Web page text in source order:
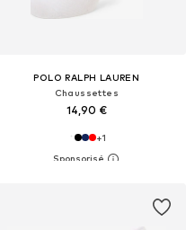
POLO RALPH LAUREN
Chaussettes
14,90 €
+1